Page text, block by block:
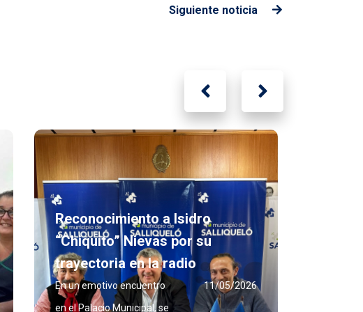
Siguiente noticia
Reconocimiento a Isidro
“Chiquito” Nievas por su
trayectoria en la radio
En un emotivo encuentro
en el Palacio Municipal, se
11/05/2026